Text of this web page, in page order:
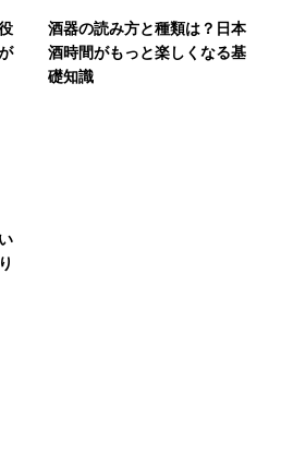
酒器の読み方と種類は？日本
酒時間がもっと楽しくなる基
礎知識